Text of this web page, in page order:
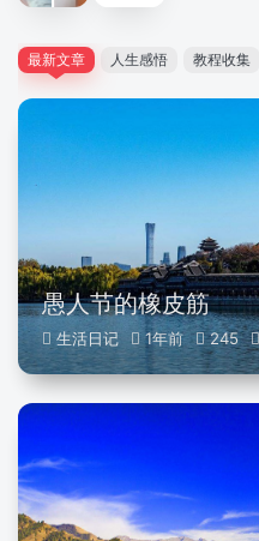
最新文章 人生感悟 教程收集
愚人节的橡皮筋
生活日记 1年前 245